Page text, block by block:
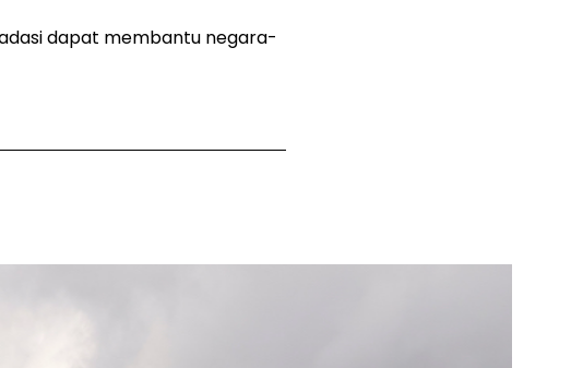
dapat membantu negara-